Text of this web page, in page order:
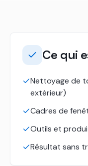
Ce qui
Nettoyage de
extérieur)
Cadres de
Outils et
Résultat sans